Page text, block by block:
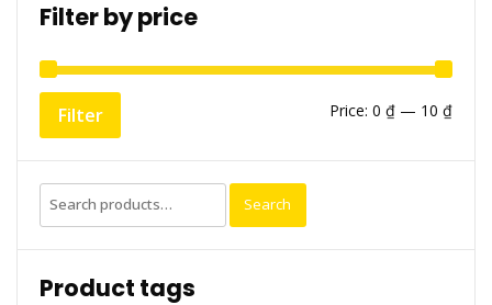
Filter by price
Min
Max
Filter Price: 0 ₫ — 10 ₫
Search
for:
Search
Product tags